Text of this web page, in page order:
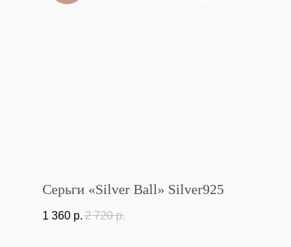
Серьги «Silver Ball» Silver925
1 360 р. 2 720 р.